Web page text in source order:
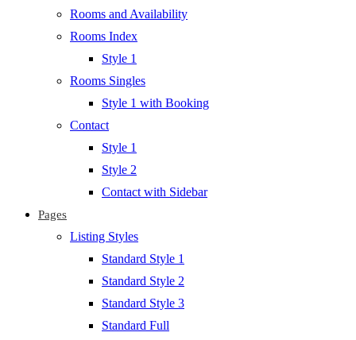
Rooms and Availability
Rooms Index
Style 1
Rooms Singles
Style 1 with Booking
Contact
Style 1
Style 2
Contact with Sidebar
Pages
Listing Styles
Standard Style 1
Standard Style 2
Standard Style 3
Standard Full